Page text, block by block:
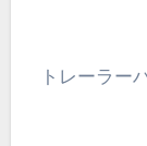
トレーラー